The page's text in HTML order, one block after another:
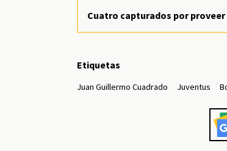
Cuatro capturados por proveer
Etiquetas
Juan Guillermo Cuadrado Juventus